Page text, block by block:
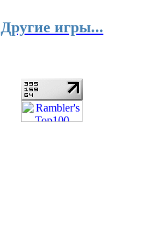
Другие игры...